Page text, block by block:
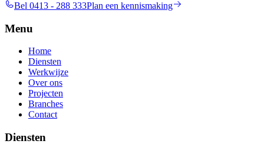
Bel 0413 - 288 333Plan een kennismaking
Menu
Home
Diensten
Werkwijze
Over ons
Projecten
Branches
Contact
Diensten